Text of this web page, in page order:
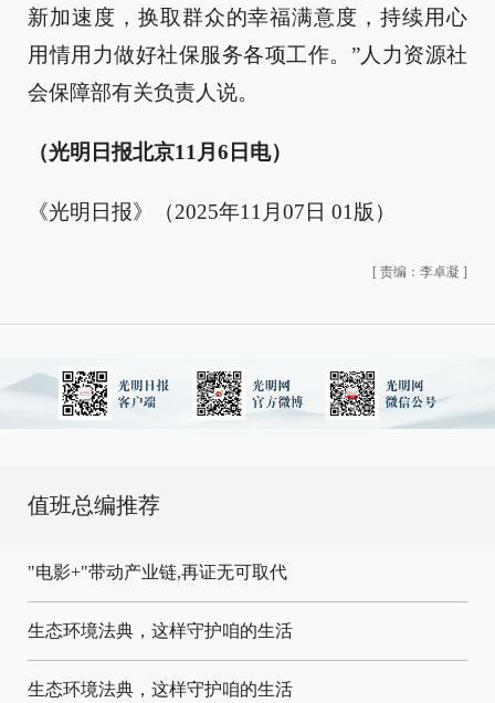
新加速度，换取群众的幸福满意度，持续用心
用情用力做好社保服务各项工作。”人力资源社
会保障部有关负责人说。
（光明日报北京11月6日电）
《光明日报》（2025年11月07日 01版）
[ 责编：李卓凝 ]
值班总编推荐
"电影+"带动产业链,再证无可取代
生态环境法典，这样守护咱的生活
生态环境法典，这样守护咱的生活